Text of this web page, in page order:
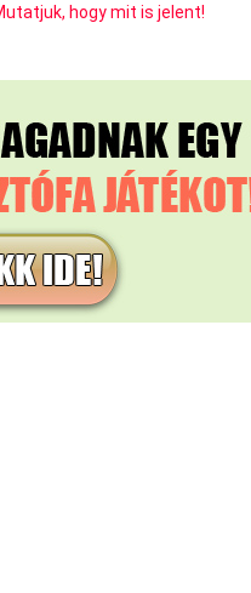
hogy mit is jelent!